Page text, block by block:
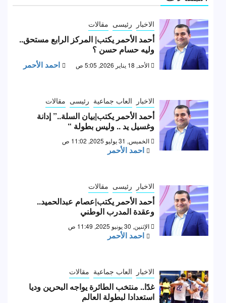
الاخبار رئيسى مقالات
أحمد الأحمر يكتب| المركز الرابع مستحق..
وليه حسام حسن ؟
الأحد, 18 يناير 2026, 5:05 ص احمد الأحمر
الاخبار العاب جماعية رئيسى مقالات
أحمد الأحمر يكتب|بيان السلة..” إدانة
وغسيل يد .. وليس بطولة “
الخميس, 31 يوليو 2025, 11:02 ص
احمد الأحمر
الاخبار رئيسى مقالات
أحمد الأحمر يكتب|عصام عبدالحميد..
وعقدة المدرب الوطني
الإثنين, 30 يونيو 2025, 11:49 ص
احمد الأحمر
الاخبار العاب جماعية مقالات
غدًا.. منتخب الطائرة يواجه البحرين وديا
استعدادا لبطولة العالم